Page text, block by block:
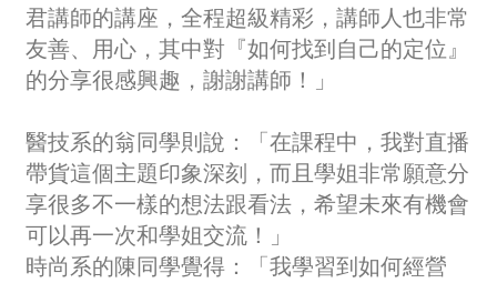
君講師的講座，全程超級精彩，講師人也非常
友善、用心，其中對『如何找到自己的定位』
的分享很感興趣，謝謝講師！」
醫技系的翁同學則說：「在課程中，我對直播
帶貨這個主題印象深刻，而且學姐非常願意分
享很多不一樣的想法跟看法，希望未來有機會
可以再一次和學姐交流！」
時尚系的陳同學覺得：「我學習到如何經營